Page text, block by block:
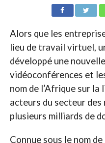
Alors que les
lieu de travail virtuel,
développé une
vidéoconférences et
nom de l’Afrique sur
acteurs du secteur des
plusieurs milliards de
Connue sous le nom